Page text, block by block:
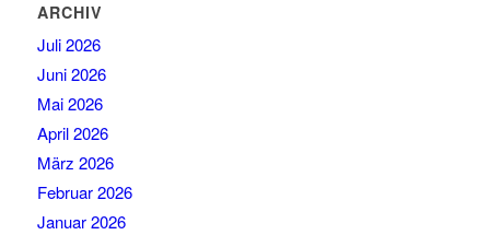
ARCHIV
Juli 2026
Juni 2026
Mai 2026
April 2026
März 2026
Februar 2026
Januar 2026